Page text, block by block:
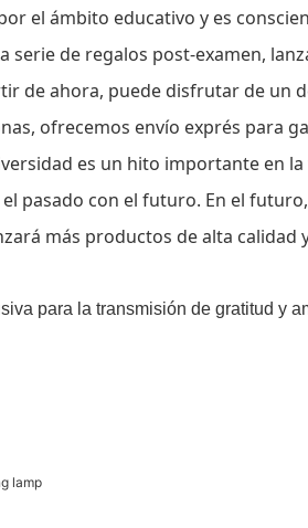
el ámbito educativo y es
serie de regalos post-examen,
de ahora, puede disfrutar de
ofrecemos envío exprés para
es un hito importante en
pasado con el futuro. En el
más productos de alta
lamp